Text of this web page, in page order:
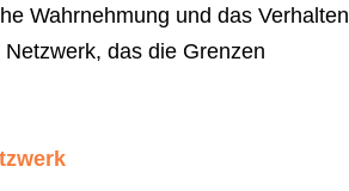
Wahrnehmung und das Verhalten
das die Grenzen